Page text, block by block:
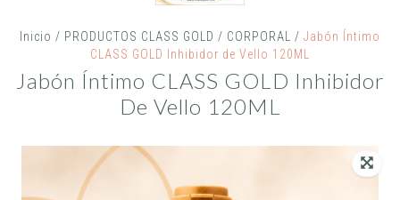
Inicio / PRODUCTOS CLASS GOLD / CORPORAL / Jabón Íntimo
CLASS GOLD Inhibidor de Vello 120ML
Jabón Íntimo CLASS GOLD Inhibidor
De Vello 120ML